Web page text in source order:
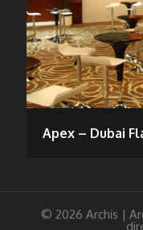
Apex – Dubai
© 2026 Archis |